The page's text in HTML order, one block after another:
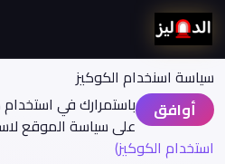
سياسة اسنخدام الكوكيز
أوافق
باستمرارك في
على سياسة الموقع
استخدام الكوكيز)